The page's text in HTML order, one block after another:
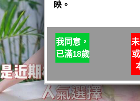
映。
我同意，
已滿18歲